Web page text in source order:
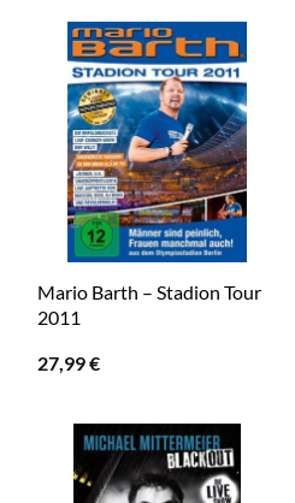
Mario Barth – Stadion Tour
2011
27,99€